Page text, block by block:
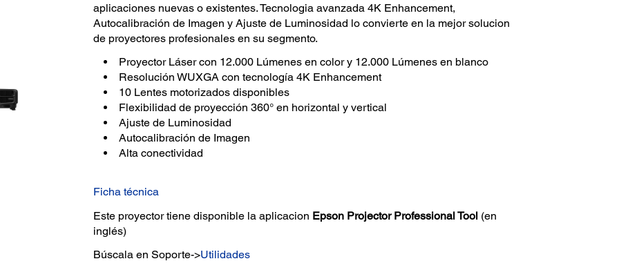
aplicaciones nuevas o existentes. Tecnologia avanzada 4K Enhancement,
Autocalibración de Imagen y Ajuste de Luminosidad lo convierte en la mejor solucion
de proyectores profesionales en su segmento.
Proyector Láser con 12.000 Lúmenes en color y 12.000 Lúmenes en blanco
Resolución WUXGA con tecnología 4K Enhancement
10 Lentes motorizados disponibles
Flexibilidad de proyección 360° en horizontal y vertical
Ajuste de Luminosidad
Autocalibración de Imagen
Alta conectividad
Ficha técnica
Este proyector tiene disponible la aplicacion Epson Projector Professional Tool(en
inglés)
Búscala en Soporte->Utilidades